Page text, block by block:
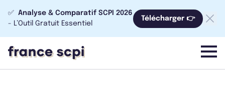
✅ Analyse & Comparatif SCPI 2026
- L’Outil Gratuit Essentiel
Télécharger 👉
menu